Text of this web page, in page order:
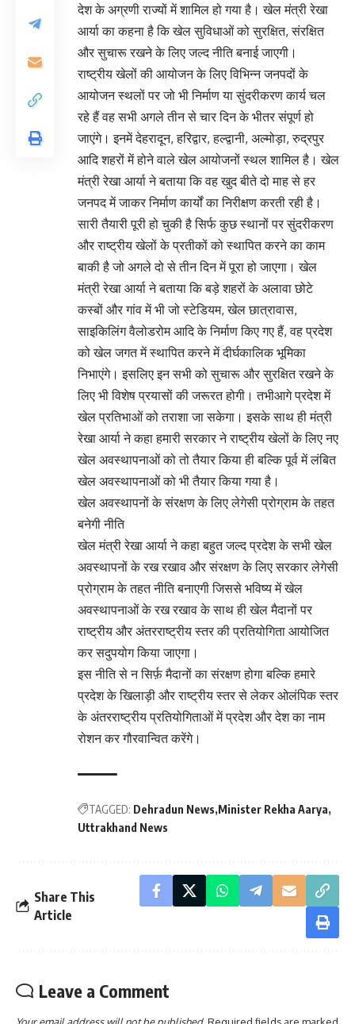
देश के अग्रणी राज्यों में शामिल हो गया है। खेल मंत्री रेखा
आर्या का कहना है कि खेल सुविधाओं को सुरक्षित, संरक्षित
और सुचारू रखने के लिए जल्द नीति बनाई जाएगी।
राष्ट्रीय खेलों की आयोजन के लिए विभिन्न जनपदों के
आयोजन स्थलों पर जो भी निर्माण या सुंदरीकरण कार्य चल
रहे हैं वह सभी अगले तीन से चार दिन के भीतर संपूर्ण हो
जाएंगे। इनमें देहरादून, हरिद्वार, हल्द्वानी, अल्मोड़ा, रुद्रपुर
आदि शहरों में होने वाले खेल आयोजनों स्थल शामिल है। खेल
मंत्री रेखा आर्या ने बताया कि वह खुद बीते दो माह से हर
जनपद में जाकर निर्माण कार्यों का निरीक्षण करती रही है।
सारी तैयारी पूरी हो चुकी है सिर्फ कुछ स्थानों पर सुंदरीकरण
और राष्ट्रीय खेलों के प्रतीकों को स्थापित करने का काम
बाकी है जो अगले दो से तीन दिन में पूरा हो जाएगा। खेल
मंत्री रेखा आर्या ने बताया कि बड़े शहरों के अलावा छोटे
कस्बों और गांव में भी जो स्टेडियम, खेल छात्रावास,
साइकिलिंग वैलोडरोम आदि के निर्माण किए गए हैं, वह प्रदेश
को खेल जगत में स्थापित करने में दीर्घकालिक भूमिका
निभाएंगे। इसलिए इन सभी को सुचारू और सुरक्षित रखने के
लिए भी विशेष प्रयासों की जरूरत होगी। तभीआगे प्रदेश में
खेल प्रतिभाओं को तराशा जा सकेगा। इसके साथ ही मंत्री
रेखा आर्या ने कहा हमारी सरकार ने राष्ट्रीय खेलों के लिए नए
खेल अवस्थापनाओं को तो तैयार किया ही बल्कि पूर्व में लंबित
खेल अवस्थापनाओं को भी तैयार किया गया है।
खेल अवस्थापनों के संरक्षण के लिए लेगेसी प्रोग्राम के तहत
बनेगी नीति
खेल मंत्री रेखा आर्या ने कहा बहुत जल्द प्रदेश के सभी खेल
अवस्थापनों के रख रखाव और संरक्षण के लिए सरकार लेगेसी
प्रोग्राम के तहत नीति बनाएगी जिससे भविष्य में खेल
अवस्थापनाओं के रख रखाव के साथ ही खेल मैदानों पर
राष्ट्रीय और अंतरराष्ट्रीय स्तर की प्रतियोगिता आयोजित
कर सदुपयोग किया जाएगा।
इस नीति से न सिर्फ़ मैदानों का संरक्षण होगा बल्कि हमारे
प्रदेश के खिलाड़ी और राष्ट्रीय स्तर से लेकर ओलंपिक स्तर
के अंतरराष्ट्रीय प्रतियोगिताओं में प्रदेश और देश का नाम
रोशन कर गौरवान्वित करेंगे।
TAGGED: Dehradun News Minister Rekha Aarya
Uttrakhand News
Share This
Article
Leave a Comment
Your email address will not be published. Required fields are marked